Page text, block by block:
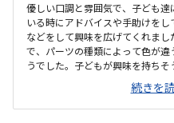
優しい口調と雰囲気で、子ども
いる時にアドバイスや手助けを
などをして興味を広げてくれま
で、パーツの種類によって色が
うでした。子どもが興味を持ち
ったです。駐車場は停めやすく
ます。近くに別の施設もあるの
思いました。教室はシンプルで
続きを